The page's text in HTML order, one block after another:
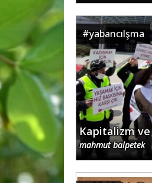
#yabancılşma
Kapitalizm ve
mahmut balpetek